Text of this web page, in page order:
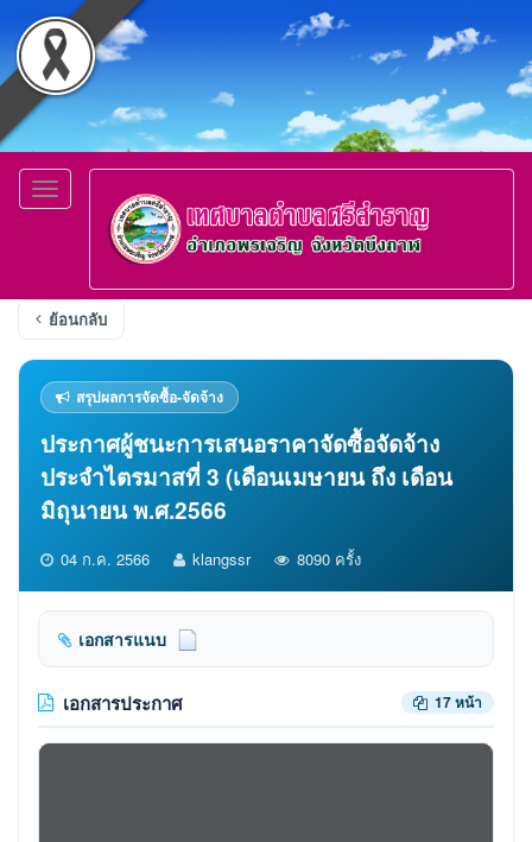
Toggle
navigation
ย้อนกลับ
สรุปผลการจัดซื้อ-จัดจ้าง
ประกาศผู้ชนะการเสนอราคาจัดซื้อจัดจ้าง
ประจำไตรมาสที่ 3 (เดือนเมษายน ถึง เดือน
มิถุนายน พ.ศ.2566
04 ก.ค. 2566 klangssr 8090 ครั้ง
เอกสารแนบ
เอกสารประกาศ 17 หน้า